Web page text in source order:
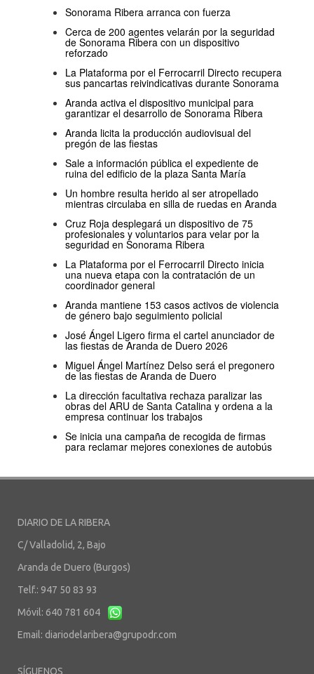
Sonorama Ribera arranca con fuerza
Cerca de 200 agentes velarán por la seguridad
de Sonorama Ribera con un dispositivo
reforzado
La Plataforma por el Ferrocarril Directo recupera
sus pancartas reivindicativas durante Sonorama
Aranda activa el dispositivo municipal para
garantizar el desarrollo de Sonorama Ribera
Aranda licita la producción audiovisual del
pregón de las fiestas
Sale a información pública el expediente de
ruina del edificio de la plaza Santa María
Un hombre resulta herido al ser atropellado
mientras circulaba en silla de ruedas en Aranda
Cruz Roja desplegará un dispositivo de 75
profesionales y voluntarios para velar por la
seguridad en Sonorama Ribera
La Plataforma por el Ferrocarril Directo inicia
una nueva etapa con la contratación de un
coordinador general
Aranda mantiene 153 casos activos de violencia
de género bajo seguimiento policial
José Ángel Ligero firma el cartel anunciador de
las fiestas de Aranda de Duero 2026
Miguel Ángel Martínez Delso será el pregonero
de las fiestas de Aranda de Duero
La dirección facultativa rechaza paralizar las
obras del ARU de Santa Catalina y ordena a la
empresa continuar los trabajos
Se inicia una campaña de recogida de firmas
para reclamar mejores conexiones de autobús
DIARIO DE LA RIBERA
C/ Valladolid, 2, Bajo
Aranda de Duero (Burgos)
Telf.: 947 50 83 93
Móvil: 640 781 604
Email: diariodelaribera@grupodr.com
SÍGUENOS